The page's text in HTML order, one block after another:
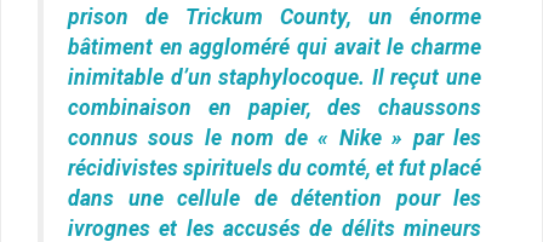
prison de Trickum County, un énorme
bâtiment en aggloméré qui avait le charme
inimitable d’un staphylocoque. Il reçut une
combinaison en papier, des chaussons
connus sous le nom de « Nike » par les
récidivistes spirituels du comté, et fut placé
dans une cellule de détention pour les
ivrognes et les accusés de délits mineurs